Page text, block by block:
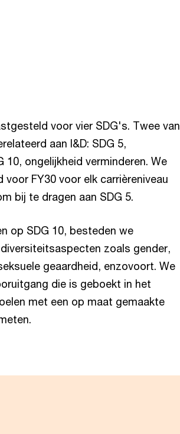
voor vier SDG's. Twee van
aan I&D: SDG 5,
10, ongelijkheid verminderen. We
FY30 voor elk carrièreniveau
bij te dragen aan SDG 5.
op SDG 10, besteden we
zoals gender,
geaardheid, enzovoort. We
die is geboekt in het
met een op maat gemaakte